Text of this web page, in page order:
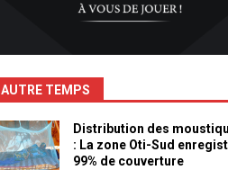
AUTRE TEMPS
Distribution des
: La zone Oti-Sud
99% de couverture